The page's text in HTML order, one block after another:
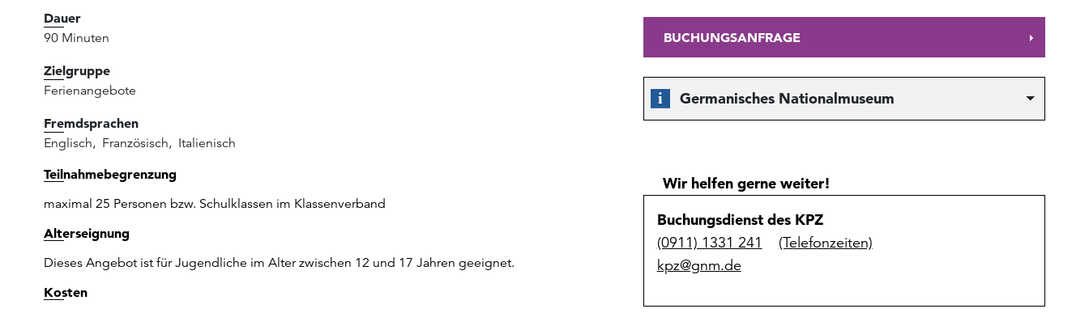
Dauer
90 Minuten
Zielgruppe
Ferienangebote
Fremdsprachen
Englisch, Französisch, Italienisch
Teilnahmebegrenzung
maximal 25 Personen bzw. Schulklassen im Klassenverband
Alterseignung
Dieses Angebot ist für Jugendliche im Alter zwischen 12 und 17 Jahren geeignet.
Kosten
BUCHUNGSANFRAGE
Germanisches Nationalmuseum
Wir helfen gerne weiter!
Buchungsdienst des KPZ
(0911) 1331 241
(Telefonzeiten)
kpz@gnm.de